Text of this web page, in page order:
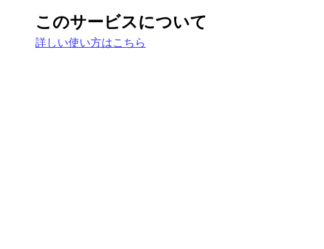
このサービスについて
詳しい使い方はこちら